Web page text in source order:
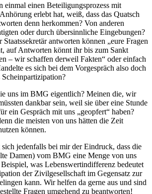
einmal einen Beteiligungsprozess mit
erlebt hat, weiß, dass das Quatsch
denn herkommen? Von anderen
oder durch übersinnliche Eingebungen?
Staatssekretär antworten können „eure Fragen
auf Antworten könnt ihr bis zum Sankt
– wir schaffen derweil Fakten“ oder einfach
es sich bei dem Vorgespräch also doch
Scheinpartizipation?
uns im BMG eigentlich? Meinen die, wir
dankbar sein, weil sie über eine Stunde
ein Gespräch mit uns „geopfert“ haben?
die meisten von uns hätten die Zeit
können.
jedenfalls bei mir der Eindruck, dass die
Damen) vom BMG eine Menge von uns
was Lebenswertindifferenz bedeutet
der Zivilgesellschaft im Gegensatz zur
kann. Wir helfen da gerne aus und sind
Fragen umgehend zu beantworten!